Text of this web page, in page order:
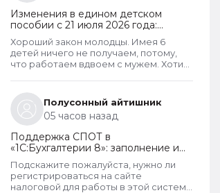
Изменения в едином детском
пособии с 21 июля 2026 года:
пересмотр правила нулевого
дохода и новый порядок
оформления пособий по месту
пребывания
Хороший закон молодцы. Имея 6
детей ничего не получаем, потому,
что работаем вдвоем с мужем. Хотим
наркаманы да лентяи которые сидят
на больничных и типо работают чтобы
получать пособия их все же
получают. Так что могу сказать что как
то не правельно распределены
критерии оценивания дохода.
Полусонный айтишник
05 часов назад
Поддержка СПОТ в
«1С:Бухгалтерии 8»: заполнение и
отправка ДОПП, уплата
обеспечительного платежа и
получение QR-кода
Подскажите пожалуйста, нужно ли
регистрироваться на сайте
налоговой для работы в этой системе